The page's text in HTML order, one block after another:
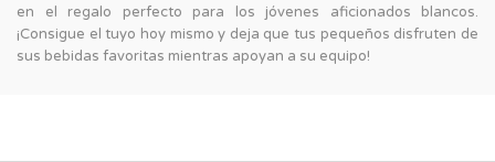
en el regalo perfecto para los jóvenes aficionados blancos.
¡Consigue el tuyo hoy mismo y deja que tus pequeños disfruten de
sus bebidas favoritas mientras apoyan a su equipo!